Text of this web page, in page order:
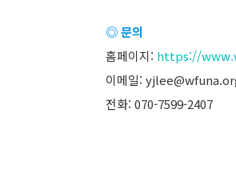
◎ 문의
홈페이지: https://
이메일:
전화: 070-7599-2407